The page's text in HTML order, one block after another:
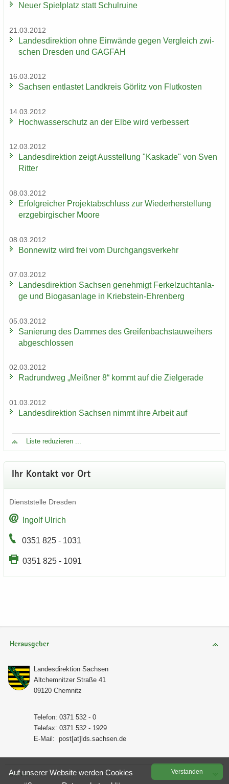
Neuer Spiel­platz statt Schul­rui­ne
21.03.2012
Lan­des­di­rek­ti­on ohne Ein­wän­de gegen Ver­gleich zwi­
schen Dres­den und GAG­FAH
16.03.2012
Sach­sen ent­las­tet Land­kreis Gör­litz von Flut­kos­ten
14.03.2012
Hoch­was­ser­schutz an der Elbe wird ver­bes­sert
12.03.2012
Lan­des­di­rek­ti­on zeigt Aus­stel­lung "Kas­ka­de" von Sven
Rit­ter
08.03.2012
Er­folg­rei­cher Pro­jekt­ab­schluss zur Wie­der­her­stel­lung
erz­ge­bir­gi­scher Moore
08.03.2012
Bon­ne­witz wird frei vom Durch­gangs­ver­kehr
07.03.2012
Lan­des­di­rek­ti­on Sach­sen ge­neh­migt Fer­kel­zucht­an­la­
ge und Bio­gas­an­la­ge in Kriebstein-​Ehrenberg
05.03.2012
Sa­nie­rung des Dam­mes des Grei­fen­bach­stau­wei­hers
ab­ge­schlos­sen
02.03.2012
Rad­rund­weg „Meiß­ner 8“ kommt auf die Ziel­ge­ra­de
01.03.2012
Lan­des­di­rek­ti­on Sach­sen nimmt ihre Ar­beit auf
Liste re­du­zie­ren ...
Ihr Kon­takt vor Ort
Dienst­stel­le Dres­den
In­golf Ul­rich
0351 825 - 1031
0351 825 - 1091
Herausgeber
Lan­des­di­rek­ti­on Sach­sen
Alt­chem­nit­zer Stra­ße 41
09120 Chem­nitz
Te­le­fon: 0371 532 - 0
Te­le­fax: 0371 532 - 1929
E-​Mail: post[at]lds.sach­sen.de
Service Ver­stan­den
Auf un­se­rer Web­site wer­den Coo­kies